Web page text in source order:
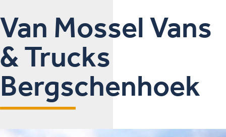
Van Mossel Vans
& Trucks
Bergschenhoek